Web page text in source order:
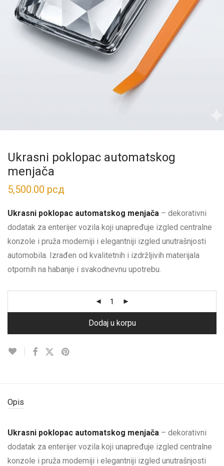
Ukrasni poklopac automatskog
menjača
5,500.00 рсд
Ukrasni poklopac automatskog menjača – dekorativni
dodatak za enterijer vozila koji unapređuje izgled centralne
konzole i pruža moderniji i elegantniji izgled unutrašnjosti
automobila. Izrađen od kvalitetnih i izdržljivih materijala
otpornih na habanje i svakodnevnu upotrebu.
Dodaj u korpu
Opis
Ukrasni poklopac automatskog menjača – dekorativni
dodatak za enterijer vozila koji unapređuje izgled centralne
konzole i pruža moderniji i elegantniji izgled unutrašnjosti